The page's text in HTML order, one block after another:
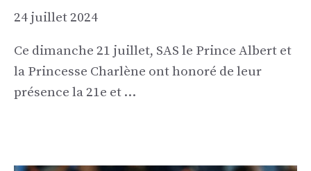
24 juillet 2024
Ce dimanche 21 juillet, SAS le Prince Albert et
la Princesse Charlène ont honoré de leur
présence la 21e et …